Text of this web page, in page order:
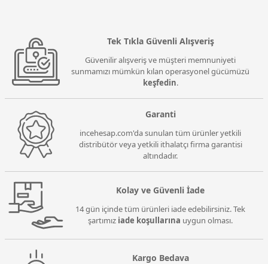
Tek Tıkla Güvenli Alışveriş
Güvenilir alışveriş ve müşteri memnuniyeti
sunmamızı mümkün kılan operasyonel gücümüzü
keşfedin.
Garanti
incehesap.com'da sunulan tüm ürünler yetkili
distribütör veya yetkili ithalatçı firma garantisi
altındadır.
Kolay ve Güvenli İade
14 gün içinde tüm ürünleri iade edebilirsiniz. Tek
şartımız iade koşullarına uygun olması.
Kargo Bedava